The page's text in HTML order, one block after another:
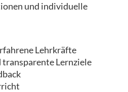
und individuelle
Lehrkräfte
Lernziele